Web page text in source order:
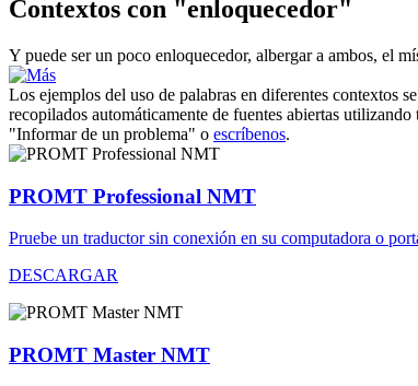
Contextos con "enloquecedor"
Y puede ser un poco enloquecedor, albergar a ambos, el
Los ejemplos del uso de palabras en diferentes contextos
recopilados automáticamente de fuentes abiertas
"Informar de un problema" o escríbenos.
PROMT Professional NMT
Pruebe un traductor sin conexión en su computadora o
DESCARGAR
PROMT Master NMT